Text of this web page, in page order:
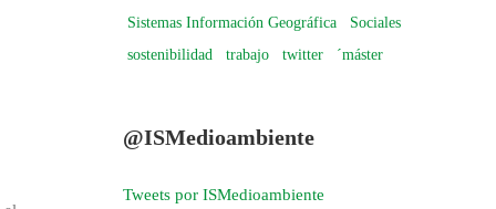
Sistemas Información Geográfica
Sociales
sostenibilidad
trabajo twitter ´máster
@ISMedioambiente
Tweets por ISMedioambiente